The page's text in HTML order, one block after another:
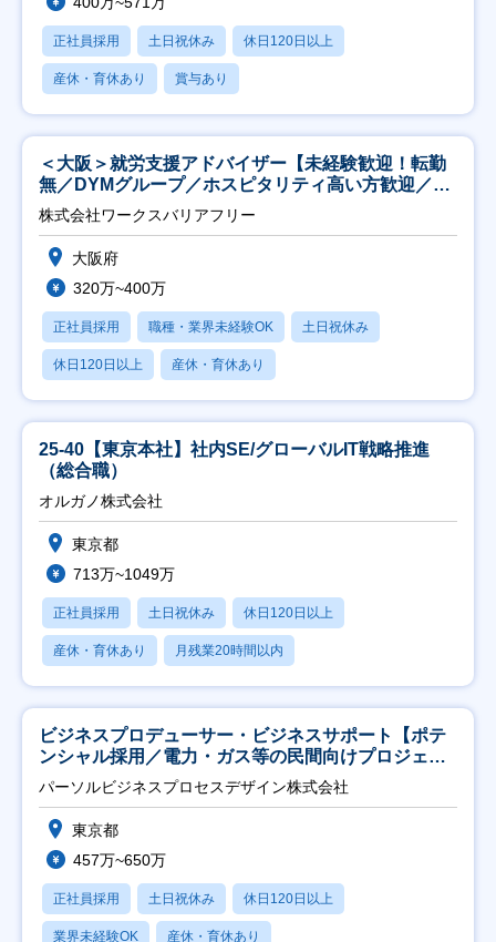
正社員採用 土日祝休み 休日120日以上
産休・育休あり 賞与あり
＜大阪＞就労支援アドバイザー【未経験歓迎！転勤
無／DYMグループ／ホスピタリティ高い方歓迎／土
日祝】
株式会社ワークスバリアフリー
大阪府
320万~400万
正社員採用 職種・業界未経験OK 土日祝休み
休日120日以上 産休・育休あり
25-40【東京本社】社内SE/グローバルIT戦略推進
（総合職）
オルガノ株式会社
東京都
713万~1049万
正社員採用 土日祝休み 休日120日以上
産休・育休あり 月残業20時間以内
ビジネスプロデューサー・ビジネスサポート【ポテ
ンシャル採用／電力・ガス等の民間向けプロジェク
ト推進】
パーソルビジネスプロセスデザイン株式会社
東京都
457万~650万
正社員採用 土日祝休み 休日120日以上
業界未経験OK 産休・育休あり